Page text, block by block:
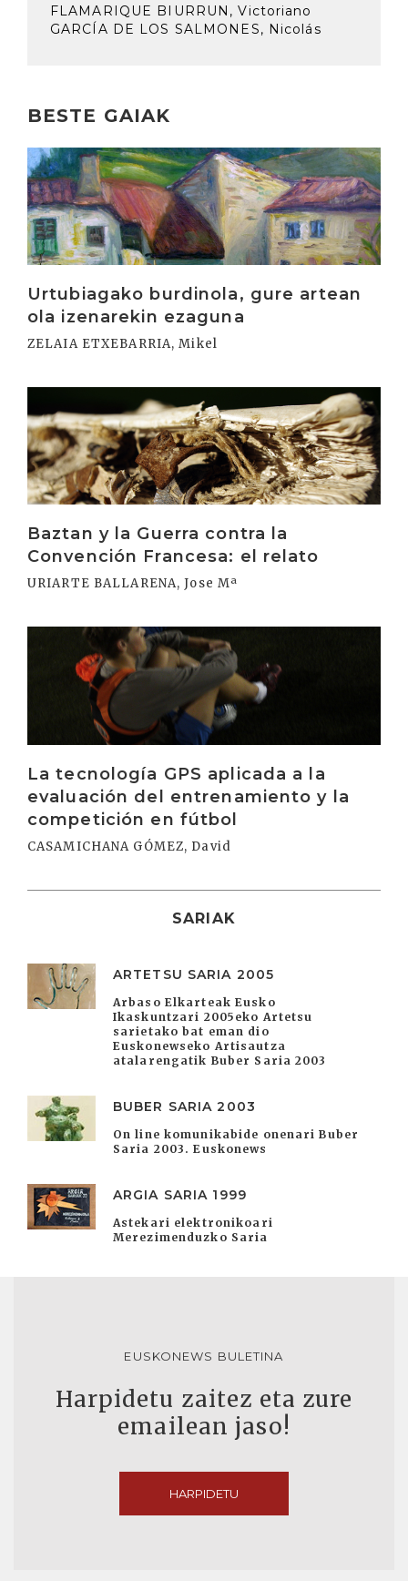
FLAMARIQUE BIURRUN, Victoriano
GARCÍA DE LOS SALMONES, Nicolás
BESTE GAIAK
Urtubiagako burdinola, gure artean
ola izenarekin ezaguna
ZELAIA ETXEBARRIA, Mikel
Irakurri
Baztan y la Guerra contra la
Convención Francesa: el relato
URIARTE BALLARENA, Jose Mª
La tecnología GPS aplicada a la
evaluación del entrenamiento y la
competición en fútbol
CASAMICHANA GÓMEZ, David
Irakurri
SARIAK
ARTETSU SARIA 2005
Arbaso Elkarteak Eusko
Ikaskuntzari 2005eko Artetsu
sarietako bat eman dio
Euskonewseko Artisautza
atalarengatik Buber Saria 2003
BUBER SARIA 2003
On line komunikabide onenari Buber
Saria 2003. Euskonews
ARGIA SARIA 1999
Astekari elektronikoari
Merezimenduzko Saria
EUSKONEWS BULETINA
Harpidetu zaitez eta zure
emailean jaso!
HARPIDETU